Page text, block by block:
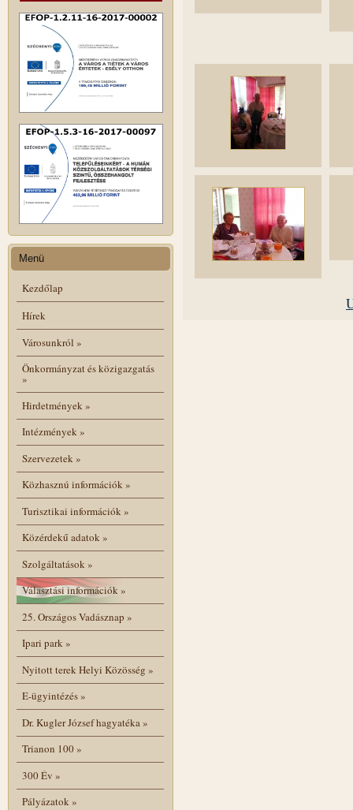
Menü
Kezdőlap
Hírek
Városunkról »
Önkormányzat és közigazgatás
»
Hirdetmények»
Intézmények»
Szervezetek»
Közhasznú információk»
Turisztikai információk»
Közérdekű adatok»
Szolgáltatások»
Választási információk»
25. Országos Vadásznap »
Ipari park»
Nyitott terek Helyi Közösség »
E-ügyintézés»
Dr. Kugler József hagyatéka»
Trianon 100»
300 Év »
Pályázatok»